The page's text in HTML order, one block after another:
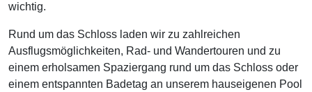
wichtig.
Rund um das Schloss laden wir zu zahlreichen
Ausflugsmöglichkeiten, Rad- und Wandertouren und zu
einem erholsamen Spaziergang rund um das Schloss oder
einem entspannten Badetag an unserem hauseigenen Pool